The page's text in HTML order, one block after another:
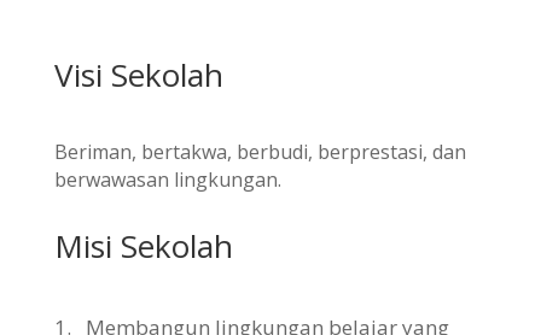
Visi Sekolah
Beriman, bertakwa, berbudi, berprestasi, dan
berwawasan lingkungan.
Misi Sekolah
1.
Membangun lingkungan belajar yang